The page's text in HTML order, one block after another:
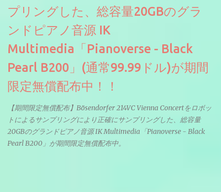
プリングした、総容量20GBのグラ
ンドピアノ音源 IK
Multimedia「Pianoverse - Black
Pearl B200」(通常99.99ドル)が期間
限定無償配布中！！
【期間限定無償配布】Bösendorfer 214VC Vienna Concertをロボッ
トによるサンプリングにより正確にサンプリングした、総容量
20GBのグランドピアノ音源 IK Multimedia「Pianoverse - Black
Pearl B200」が期間限定無償配布中。